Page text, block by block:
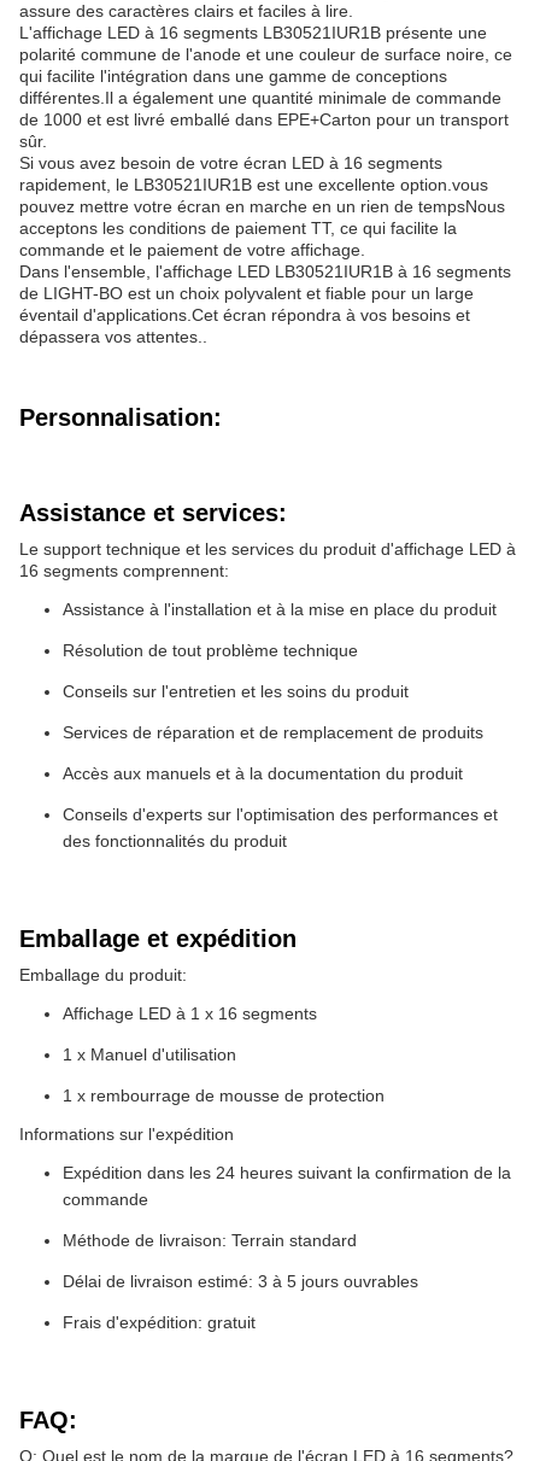
assure des caractères clairs et faciles à lire.
L'affichage LED à 16 segments LB30521IUR1B présente une
polarité commune de l'anode et une couleur de surface noire, ce
qui facilite l'intégration dans une gamme de conceptions
différentes.Il a également une quantité minimale de commande
de 1000 et est livré emballé dans EPE+Carton pour un transport
sûr.
Si vous avez besoin de votre écran LED à 16 segments
rapidement, le LB30521IUR1B est une excellente option.vous
pouvez mettre votre écran en marche en un rien de tempsNous
acceptons les conditions de paiement TT, ce qui facilite la
commande et le paiement de votre affichage.
Dans l'ensemble, l'affichage LED LB30521IUR1B à 16 segments
de LIGHT-BO est un choix polyvalent et fiable pour un large
éventail d'applications.Cet écran répondra à vos besoins et
dépassera vos attentes..
Personnalisation:
Assistance et services:
Le support technique et les services du produit d'affichage LED à
16 segments comprennent:
Assistance à l'installation et à la mise en place du produit
Résolution de tout problème technique
Conseils sur l'entretien et les soins du produit
Services de réparation et de remplacement de produits
Accès aux manuels et à la documentation du produit
Conseils d'experts sur l'optimisation des performances et
des fonctionnalités du produit
Emballage et expédition
Emballage du produit:
Affichage LED à 1 x 16 segments
1 x Manuel d'utilisation
1 x rembourrage de mousse de protection
Informations sur l'expédition
Expédition dans les 24 heures suivant la confirmation de la
commande
Méthode de livraison: Terrain standard
Délai de livraison estimé: 3 à 5 jours ouvrables
Frais d'expédition: gratuit
FAQ:
Q: Quel est le nom de la marque de l'écran LED à 16 segments?